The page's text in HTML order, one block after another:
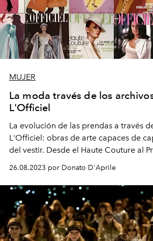
MUJER
La moda través de los
L'Officiel
La evolución de las prendas a través
L'Officiel: obras de arte capaces de
del vestir. Desde el Haute Couture al
viaje en el tiempo en nombre de la
elegancia atemporal.
26.08.2023 por Donato D'Aprile